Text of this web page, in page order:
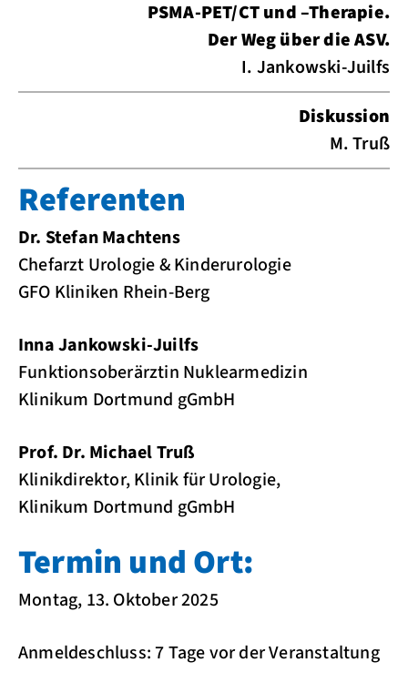
PSMA-PET/CT und –Therapie.
Der Weg über die ASV.
I. Jankowski-Juilfs
Diskussion
M. Truß
Referenten
Dr. Stefan Machtens
Chefarzt Urologie & Kinderurologie
GFO Kliniken Rhein-Berg
Inna Jankowski-Juilfs
Funktionsoberärztin Nuklearmedizin
Klinikum Dortmund gGmbH
Prof. Dr. Michael Truß
Klinikdirektor, Klinik für Urologie,
Klinikum Dortmund gGmbH
Termin und Ort:
Montag, 13. Oktober 2025
Anmeldeschluss: 7 Tage vor der Veranstaltung